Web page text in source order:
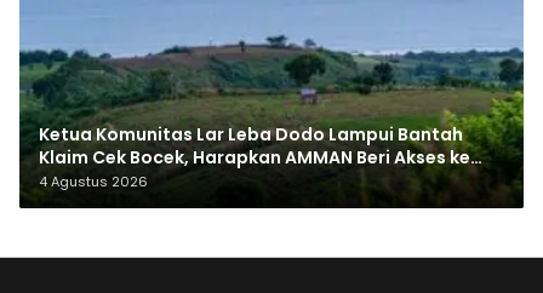
Ketua Komunitas Lar Leba Dodo Lampui Bantah
Klaim Cek Bocek, Harapkan AMMAN Beri Akses ke
Makam Leluhur
4 Agustus 2026